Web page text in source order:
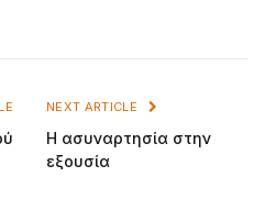
NEXT ARTICLE
Η ασυναρτησία στην
εξουσία